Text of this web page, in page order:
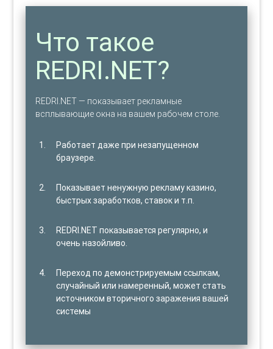
Что такое
REDRI.NET?
REDRI.NET — показывает рекламные
всплывающие окна на вашем рабочем столе.
Работает даже при незапущенном
браузере.
Показывает ненужную рекламу казино,
быстрых заработков, ставок и т.п.
REDRI.NET показывается регулярно, и
очень назойливо.
Переход по демонстрируемым ссылкам,
случайный или намеренный, может стать
источником вторичного заражения вашей
системы